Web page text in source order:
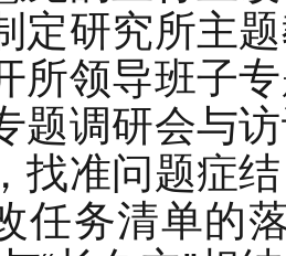
定研究所主
所领导班子
题调研会与
找准问题症
任务清单的